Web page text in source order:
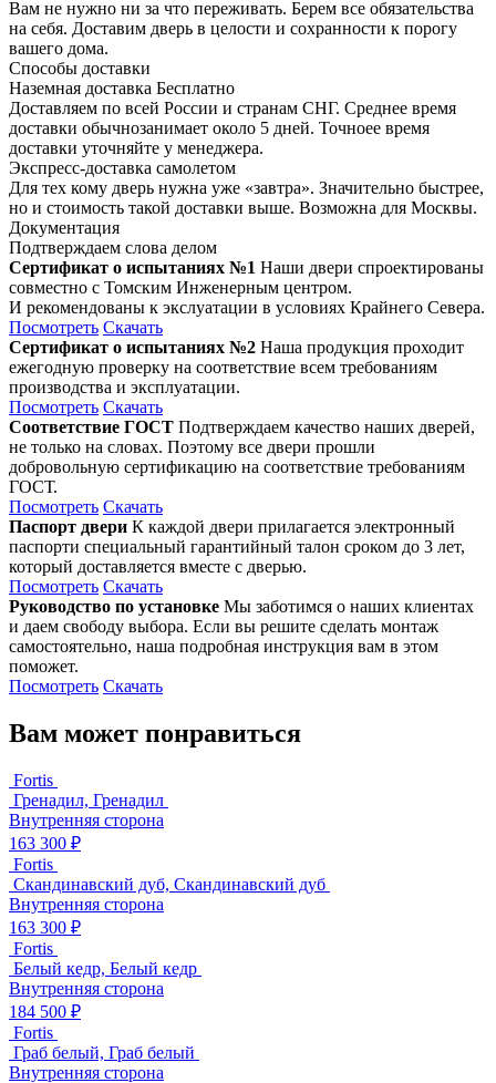
Вам не нужно ни за что переживать. Берем все обязательства
на себя. Доставим дверь в целости и сохранности к порогу
вашего дома.
Способы доставки
Наземная доставка Бесплатно
Доставляем по всей России и странам СНГ. Среднее время
доставки обычнозанимает около 5 дней. Точноее время
доставки уточняйте у менеджера.
Экспресс-доставка самолетом
Для тех кому дверь нужна уже «завтра». Значительно быстрее,
но и стоимость такой доставки выше. Возможна для Москвы.
Документация
Подтверждаем слова делом
Сертификат о испытаниях №1 Наши двери спроектированы
совместно с Томским Инженерным центром.
И рекомендованы к экслуатации в условиях Крайнего Севера.
Посмотреть Скачать
Сертификат о испытаниях №2 Наша продукция проходит
ежегодную проверку на соответствие всем требованиям
производства и эксплуатации.
Посмотреть Скачать
Соответствие ГОСТ Подтверждаем качество наших дверей,
не только на словах. Поэтому все двери прошли
добровольную сертификацию на соответствие требованиям
ГОСТ.
Посмотреть Скачать
Паспорт двери К каждой двери прилагается электронный
паспорти специальный гарантийный талон сроком до 3 лет,
который доставляется вместе с дверью.
Посмотреть Скачать
Руководство по установке Мы заботимся о наших клиентах
и даем свободу выбора. Если вы решите сделать монтаж
самостоятельно, наша подробная инструкция вам в этом
поможет.
Посмотреть Скачать
Вам может понравиться
Fortis
Гренадил, Гренадил
Внутренняя сторона
163 300 ₽
Fortis
Скандинавский дуб, Скандинавский дуб
Внутренняя сторона
163 300 ₽
Fortis
Белый кедр, Белый кедр
Внутренняя сторона
184 500 ₽
Fortis
Граб белый, Граб белый
Внутренняя сторона